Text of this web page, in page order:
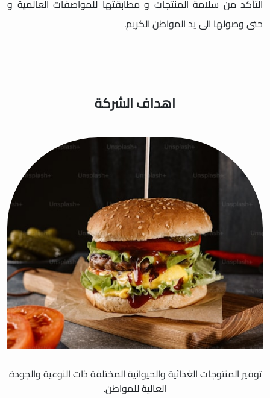
التأكد من سلامة المنتجات و مطابقتها للمواصفات العالمية و
حتى وصولها الى يد المواطن الكريم.
اهداف الشركة
توفير المنتوجات الغذائية والحيوانية المختلفة ذات النوعية والجودة
العالية للمواطن.